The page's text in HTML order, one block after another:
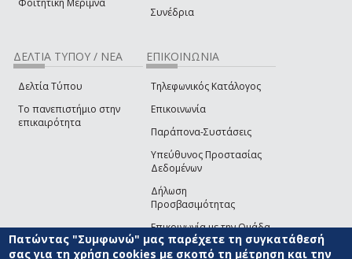
Φοιτητική Μέριμνα
Συνέδρια
ΔΕΛΤΙΑ ΤΥΠΟΥ / ΝΕΑ
Δελτία Τύπου
Το πανεπιστήμιο στην
επικαιρότητα
ΕΠΙΚΟΙΝΩΝΙΑ
Τηλεφωνικός Κατάλογος
Επικοινωνία
Παράπονα-Συστάσεις
Υπεύθυνος Προστασίας
Δεδομένων
Δήλωση
Προσβασιμότητας
Επικοινωνία με την Ομάδα
Ανάπτυξης του site(link sends e-mail)
Πατώντας "Συμφωνώ" μας παρέχετε τη συγκατάθεσή
σας για τη χρήση cookies με σκοπό τη μέτρηση και την